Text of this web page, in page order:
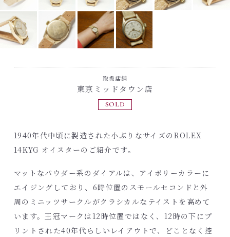
取扱店舗
東京ミッドタウン店
SOLD
1940年代中頃に製造された小ぶりなサイズのROLEX
14KYG オイスターのご紹介です。
マットなパウダー系のダイアルは、アイボリーカラーに
エイジングしており、6時位置のスモールセコンドと外
周のミニッツサークルがクラシカルなテイストを高めて
います。王冠マークは12時位置ではなく、12時の下にプ
リントされた40年代らしいレイアウトで、どことなく控